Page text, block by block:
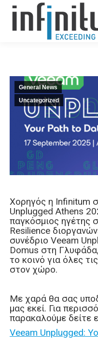
General News
Uncategorized
Χορηγός η Infinitum
Unplugged Athens
παγκόσμιος ηγέτης
Resilience
συνέδριο Veeam
Domus στη
το κοινό για όλες
στον χώρο.
Με χαρά θα σας
μας εκεί. Για
παρακαλούμε δείτε
Veeam Unplugged: